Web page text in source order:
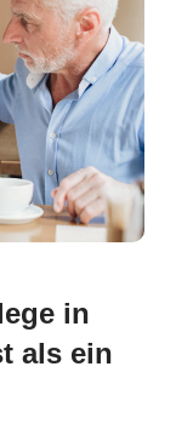
in
als ein